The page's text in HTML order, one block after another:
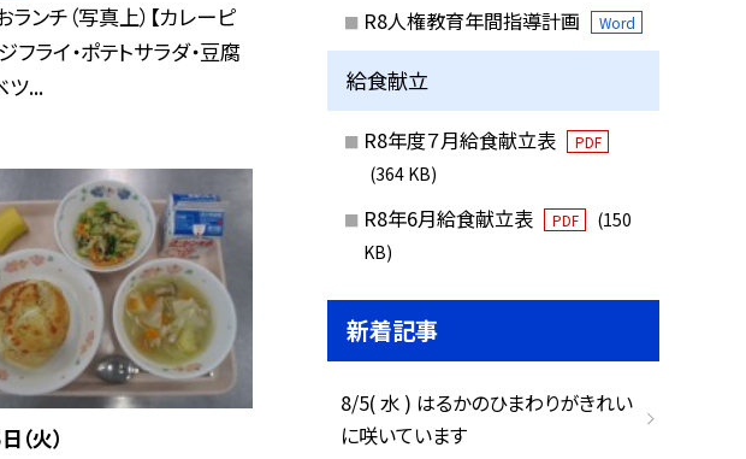
ランチ（写真上）【カレーピ
フライ・ポテトサラダ・豆腐
ツ...
（火）
R8人権教育年間指導計画 Word
給食献立
R8年度７月給食献立表 PDF
(364 KB)
R8年6月給食献立表 PDF
(150
KB)
新着記事
8/5( 水 ) はるかのひまわりがきれい
に咲いています